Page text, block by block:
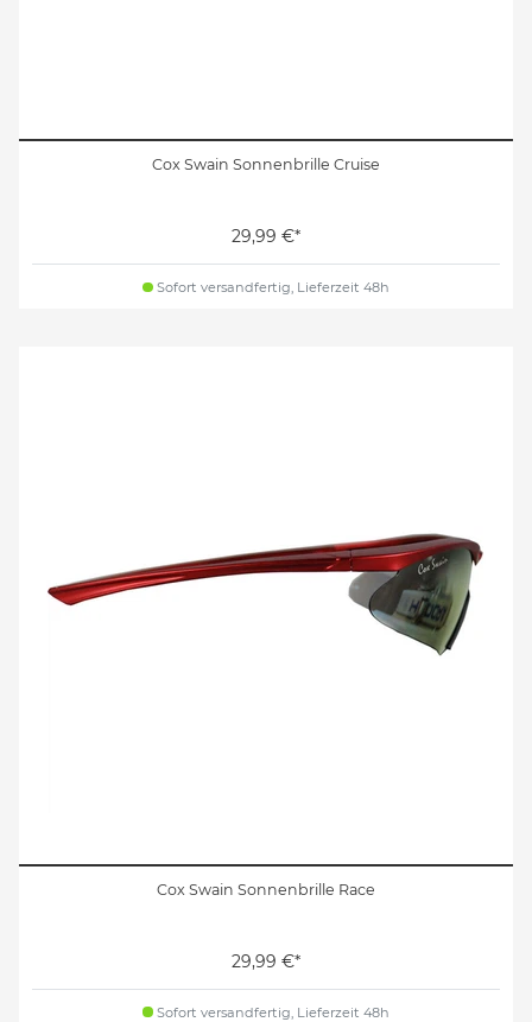
Cox Swain Sonnenbrille Cruise
29,99 €*
Sofort versandfertig, Lieferzeit 48h
Cox Swain Sonnenbrille Race
29,99 €*
Sofort versandfertig, Lieferzeit 48h